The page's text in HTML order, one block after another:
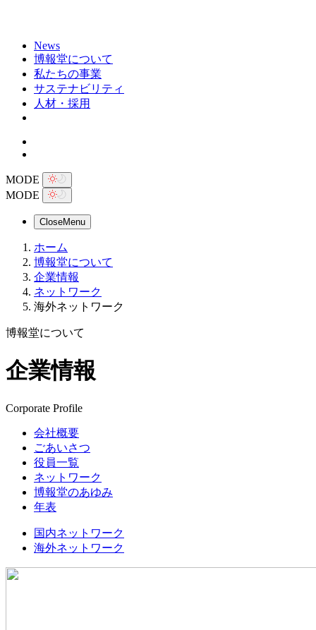
News
博報堂について
私たちの事業
サステナビリティ
人材・採用
MODE
MODE
CloseMenu
ホーム
博報堂について
企業情報
ネットワーク
海外ネットワーク
博報堂について
企業情報
Corporate Profile
会社概要
ごあいさつ
役員一覧
ネットワーク
博報堂のあゆみ
年表
国内ネットワーク
海外ネットワーク